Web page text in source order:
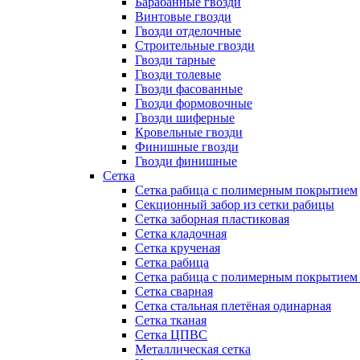
Винтовые гвозди
Гвозди отделочные
Строительные гвозди
Гвозди тарные
Гвозди толевые
Гвозди фасованные
Гвозди формовочные
Гвозди шиферные
Кровельные гвозди
Финишные гвозди
Гвозди финишные
Сетка
Сетка рабица с полимерным покрытием
Секционный забор из сетки рабицы
Сетка заборная пластиковая
Сетка кладочная
Сетка крученая
Сетка рабица
Сетка рабица с полимерным покрытием
Сетка сварная
Сетка стальная плетёная одинарная
Сетка тканая
Сетка ЦПВС
Металлическая сетка